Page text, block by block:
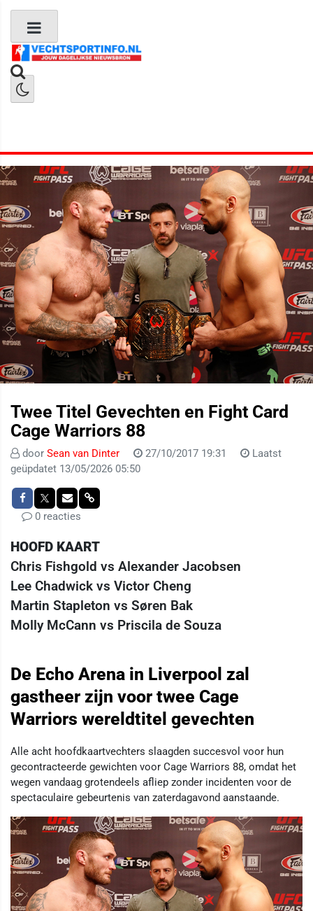
Twee Titel Gevechten en Fight Card
Cage Warriors 88
door Sean van Dinter 27/10/2017 19:31
Laatst
geüpdatet 13/05/2026 05:50
0 reacties
HOOFD KAART
Chris Fishgold vs Alexander Jacobsen
Lee Chadwick vs Victor Cheng
Martin Stapleton vs Søren Bak
Molly McCann vs Priscila de Souza
De Echo Arena in Liverpool zal
gastheer zijn voor twee Cage
Warriors wereldtitel gevechten
Alle acht hoofdkaartvechters slaagden succesvol voor hun
gecontracteerde gewichten voor Cage Warriors 88, omdat het
wegen vandaag grotendeels afliep zonder incidenten voor de
spectaculaire gebeurtenis van zaterdagavond aanstaande.